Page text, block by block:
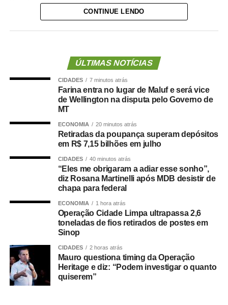
agressor utiliza uma terceira pessoa, como um filho ou
foi aprovada pelo Senado em março e
— Uma das grandes modificações de 2026 foi trazer a
violência vicária entre os tipos de violência contra a
mulher no âmbito doméstico e familiar. O que é a
violência vicária? É quando o agressor se vale de uma
terceira pessoa para atingir a mulher. Muitas vezes o
agressor não alcança aquela mulher que já está
protegida com medidas protetivas, mas continua
acessando os filhos em comum, a sogra. O direito
tradicional olhava para isso — quando um pai matava o
filho para atingir a mulher — como uma violência que se
esgotava no filho. Mas foi preciso perguntar para a mulher
para nós vermos uma vítima que estava sendo
A consultora também alertou para os índices de violência
contra a mulher que ainda são alarmantes no Brasil,
CONTINUE LENDO
ÚLTIMAS NOTÍCIAS
CIDADES 7 minutos atrás
Farina entra no lugar de Maluf e será vice
de Wellington na disputa pelo Governo de
MT
ECONOMIA 20 minutos atrás
Retiradas da poupança superam depósitos
em R$ 7,15 bilhões em julho
CIDADES 40 minutos atrás
“Eles me obrigaram a adiar esse sonho”,
diz Rosana Martinelli após MDB desistir de
chapa para federal
ECONOMIA 1 hora atrás
Operação Cidade Limpa ultrapassa 2,6
toneladas de fios retirados de postes em
Sinop
CIDADES 2 horas atrás
Mauro questiona timing da Operação
Heritage e diz: “Podem investigar o quanto
quiserem”